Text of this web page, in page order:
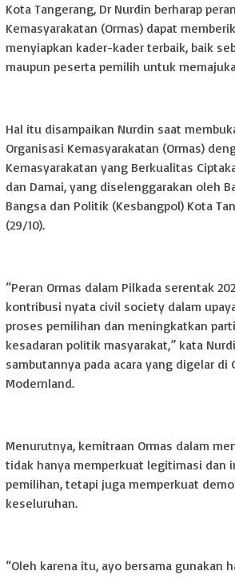
Kota Tangerang, Dr Nurdin berharap
Kemasyarakatan (Ormas) dapat
menyiapkan kader-kader terbaik, baik
maupun peserta pemilih untuk
Hal itu disampaikan Nurdin saat
Organisasi Kemasyarakatan (Ormas)
Kemasyarakatan yang Berkualitas
dan Damai, yang diselenggarakan oleh
Bangsa dan Politik (Kesbangpol) Kota
(29/10).
“Peran Ormas dalam Pilkada serentak
kontribusi nyata civil society dalam
proses pemilihan dan meningkatkan
kesadaran politik masyarakat,” kata
sambutannya pada acara yang digelar di
Modernland.
Menurutnya, kemitraan Ormas dalam
tidak hanya memperkuat legitimasi dan
pemilihan, tetapi juga memperkuat
keseluruhan.
“Oleh karena itu, ayo bersama gunakan